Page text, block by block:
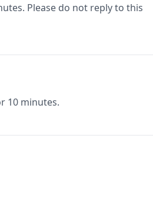
Please do not reply to this
10 minutes.